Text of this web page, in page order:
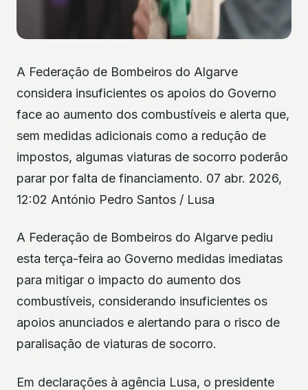
A Federação de Bombeiros do Algarve
considera insuficientes os apoios do Governo
face ao aumento dos combustíveis e alerta que,
sem medidas adicionais como a redução de
impostos, algumas viaturas de socorro poderão
parar por falta de financiamento. 07 abr. 2026,
12:02 António Pedro Santos / Lusa
A Federação de Bombeiros do Algarve pediu
esta terça-feira ao Governo medidas imediatas
para mitigar o impacto do aumento dos
combustíveis, considerando insuficientes os
apoios anunciados e alertando para o risco de
paralisação de viaturas de socorro.
Em declarações à agência Lusa, o presidente